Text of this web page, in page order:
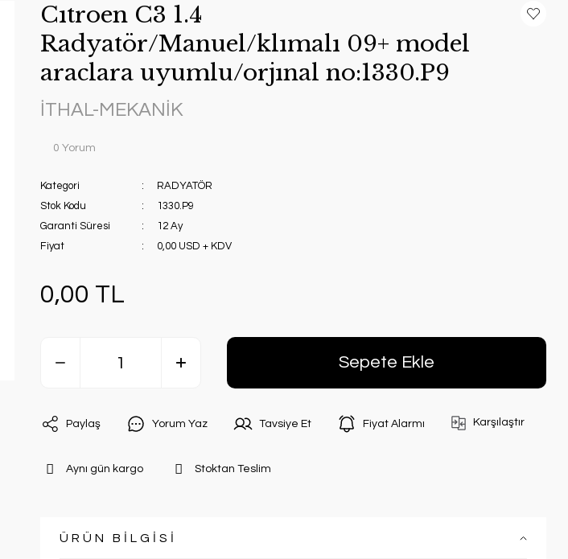
Cıtroen C3 1.4
Radyatör/Manuel/klımalı 09+ model
araclara uyumlu/orjınal no:1330.P9
İTHAL-MEKANİK
0 Yorum
Kategori
RADYATÖR
Stok Kodu
1330.P9
Garanti Süresi
12 Ay
Fiyat
0,00 USD + KDV
0,00 TL
Sepete Ekle
Paylaş Yorum Yaz Tavsiye Et Fiyat Alarmı Karşılaştır
Aynı gün kargo Stoktan Teslim
ÜRÜN BİLGİSİ